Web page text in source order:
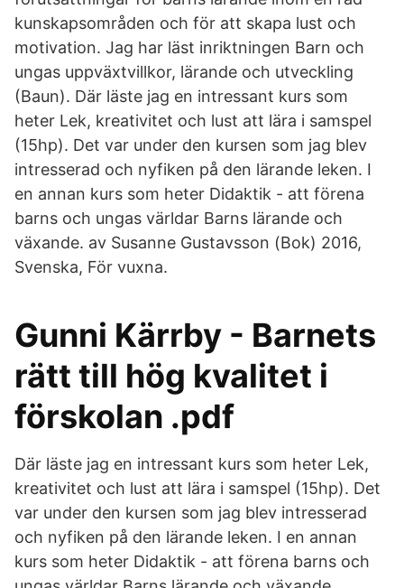
kunskapsområden och för att skapa lust och
motivation. Jag har läst inriktningen Barn och
ungas uppväxtvillkor, lärande och utveckling
(Baun). Där läste jag en intressant kurs som
heter Lek, kreativitet och lust att lära i samspel
(15hp). Det var under den kursen som jag blev
intresserad och nyfiken på den lärande leken. I
en annan kurs som heter Didaktik - att förena
barns och ungas världar Barns lärande och
växande. av Susanne Gustavsson (Bok) 2016,
Svenska, För vuxna.
Gunni Kärrby - Barnets
rätt till hög kvalitet i
förskolan .pdf
Där läste jag en intressant kurs som heter Lek,
kreativitet och lust att lära i samspel (15hp). Det
var under den kursen som jag blev intresserad
och nyfiken på den lärande leken. I en annan
kurs som heter Didaktik - att förena barns och